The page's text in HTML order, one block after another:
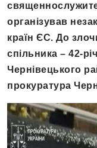
організував
країн ЄС. До
спільника – 42-
Чернівецького
прокуратура